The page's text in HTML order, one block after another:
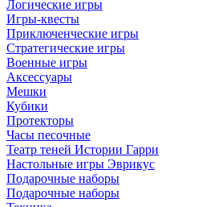
Логические игры
Игры-квесты
Приключенческие игры
Стратегические игры
Военные игры
Аксессуары
Мешки
Кубики
Протекторы
Часы песочные
Театр теней Истории Гарри
Настольные игры Эврикус
Подарочные наборы
Подарочные наборы